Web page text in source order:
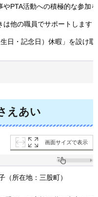
PTA活動への積極的な参加
他の職員でサポートします
日・記念日）休暇」を設け
えあい
画面サイズで表示
（所在地：三股町）